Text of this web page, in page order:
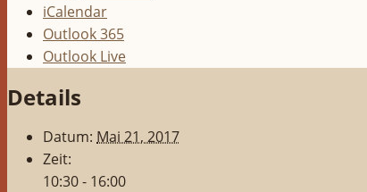
iCalendar
Outlook 365
Outlook Live
Details
Datum: Mai 21, 2017
Zeit:
10:30 - 16:00